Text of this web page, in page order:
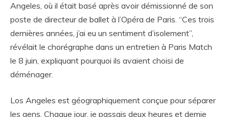
Angeles, où il était basé après avoir démissionné de son
poste de directeur de ballet à l’Opéra de Paris. “Ces trois
dernières années, j’ai eu un sentiment d’isolement”,
révélait le chorégraphe dans un entretien à Paris Match
le 8 juin, expliquant pourquoi ils avaient choisi de
déménager.
Los Angeles est géographiquement conçue pour séparer
les gens. Chaque jour, je passais deux heures et demie